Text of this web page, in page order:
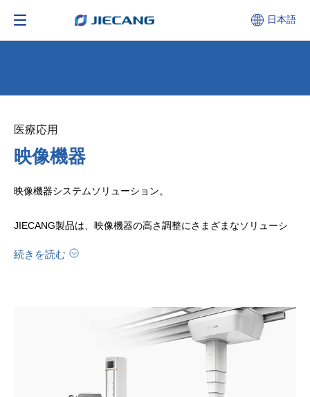
日本語
医療応用​​​​​​​
映像機器
映像機器システムソリューション。
JIECANG製品は、映像機器の高さ調整にさまざまなソリューシ
を満たし、医師の操作がより便利で正確かつインテリジェントに
独自のカスタマイズ、高効率のサービス
複数の機器ソリューションがあり、機器の種類に応じてカスタマ
イズされたサービスを提供できます。Cアームやその他のX線機
器を関わらずに、JIECANGは製品に応じてお客様のニーズを満
たすことができる最適なソリューションを提案できます。
続きを読む